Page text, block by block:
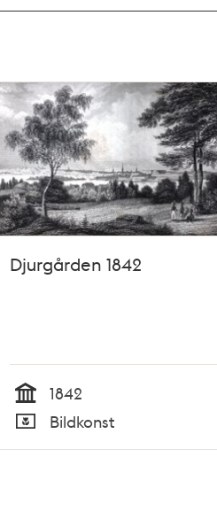
Djurgården 1842
Tid
1842
Typ
Bildkonst